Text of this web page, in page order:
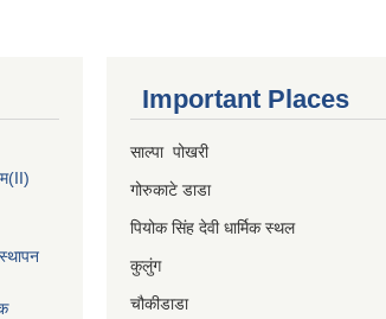
(II)
Important Places
साल्पा पोखरी
गोरुकाटे डाडा
पियोक सिंह देवी धार्मिक स्थल
कुलुंग
चौकीडाडा